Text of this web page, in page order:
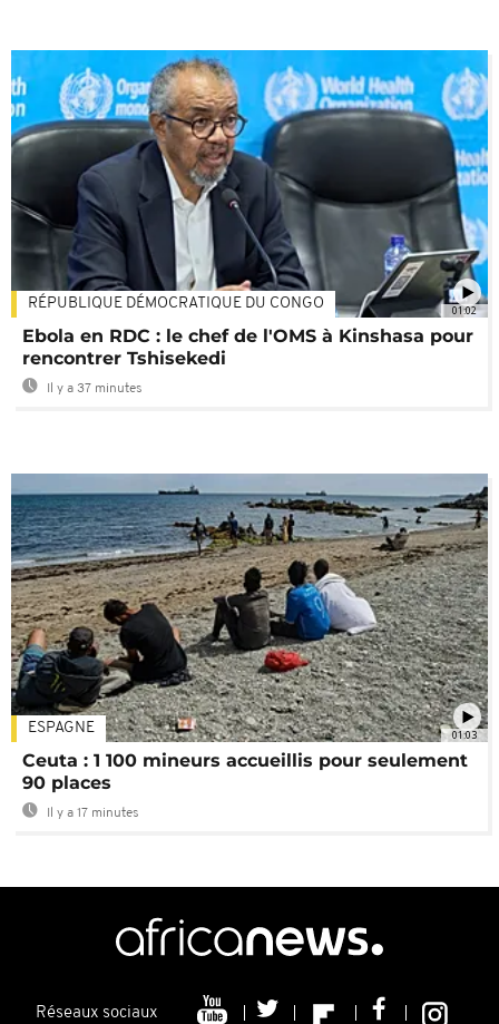
01:02
RÉPUBLIQUE DÉMOCRATIQUE DU CONGO
Ebola en RDC : le chef de l'OMS à Kinshasa pour
rencontrer Tshisekedi
Il y a 37 minutes
01:03
ESPAGNE
Ceuta : 1 100 mineurs accueillis pour seulement
90 places
Il y a 17 minutes
Réseaux sociaux